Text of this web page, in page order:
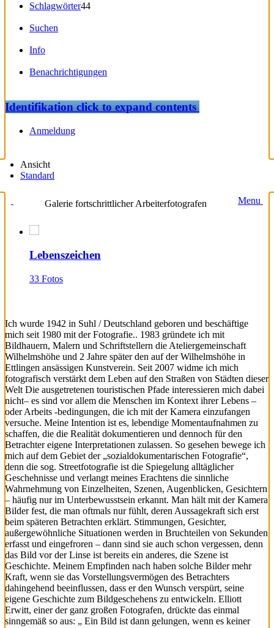
Schlagwörter44
Suchen
Info
Benachrichtigungen
Identifikationclick to expand contents
Anmeldung
Ansicht
Standard
Galerie fortschrittlicher Arbeiterfotografen Menu
Lebenszeichen
33 Fotos
Ich wurde 1942 in Suhl / Deutschland geboren und beschäftige
mich seit 1980 mit der Fotografie.. 1983 gründete ich mit
Bildhauern, Malern und Schriftstellern die Ateliergemeinschaft
Wilhelmshöhe und 2 Jahre später den auf der Wilhelmshöhe in
Ettlingen ansässigen Kunstverein. Seit 2007 widme ich mich
fotografisch verstärkt dem Leben auf den Straßen von Städten dieser
Welt Die ausgetretenen touristischen Pfade interessieren mich dabei
nicht– es sind vor allem die Menschen im Kontext ihrer Lebens –
oder Arbeits -bedingungen, die ich mit der Kamera einzufangen
versuche. Meine Intention ist es, lebendige Momentaufnahmen zu
schaffen, die die Realität dokumentieren und dennoch für den
Betrachter eigene Interpretationen zulassen. So gesehen bewege ich
mich auf dem Gebiet der „sozialdokumentarischen Fotografie“,
denn die sog. Streetfotografie ist die Spiegelung alltäglicher
Geschehnisse und verlangt meines Erachtens die sinnliche
Wahrnehmung von Einzelheiten, Szenen, Augenblicken, Gesichtern
– häufig nur im Unterbewusstsein erkannt. Man hält mit der Kamera
Bilder fest, die man oftmals nur fühlt, deren Aussagekraft sich erst
beim späteren Betrachten erklärt. Stimmungen, Gesichter,
außergewöhnliche Situationen werden in Bruchteilen von Sekunden
erfasst und eingefroren – dann sind sie auch schon vergessen, denn
das Bild vor der Linse ist bereits ein anderes, die Szene ist
Geschichte. Meinem Empfinden nach haben solche Bilder mehr
Kraft, wenn sie das Vorstellungsvermögen des Betrachters
dahingehend beeinflussen, dass er den Wunsch verspürt, seine
eigene Geschichte zum Bildgeschehens zu entwickeln. Elliott
Erwitt, einer der ganz großen Fotografen, drückte das einmal
sinngemäß so aus: „ Ein Bild ist dann gelungen, wenn es keiner